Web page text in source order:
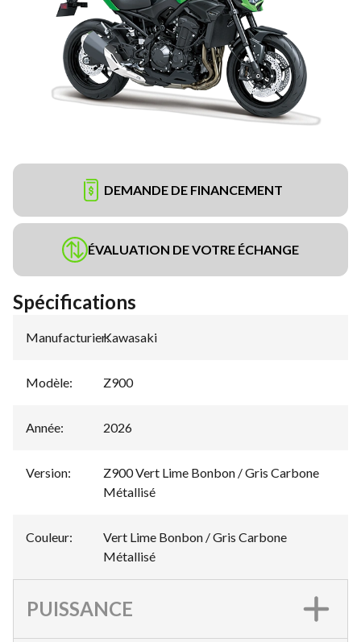
DEMANDE DE FINANCEMENT
ÉVALUATION DE VOTRE ÉCHANGE
Spécifications
Manufacturier:
Kawasaki
Modèle: Z900
Année: 2026
Version:
Z900 Vert Lime Bonbon / Gris Carbone
Métallisé
Couleur:
Vert Lime Bonbon / Gris Carbone
Métallisé
PUISSANCE